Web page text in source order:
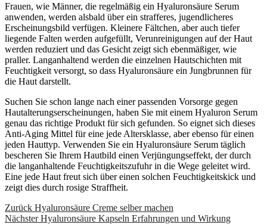
Frauen, wie Männer, die regelmäßig ein Hyaluronsäure Serum
anwenden, werden alsbald über ein strafferes, jugendlicheres
Erscheinungsbild verfügen. Kleinere Fältchen, aber auch tiefer
liegende Falten werden aufgefüllt, Verunreinigungen auf der Haut
werden reduziert und das Gesicht zeigt sich ebenmäßiger, wie
praller. Langanhaltend werden die einzelnen Hautschichten mit
Feuchtigkeit versorgt, so dass Hyaluronsäure ein Jungbrunnen für
die Haut darstellt.
Suchen Sie schon lange nach einer passenden Vorsorge gegen
Hautalterungserscheinungen, haben Sie mit einem Hyaluron Serum
genau das richtige Produkt für sich gefunden. So eignet sich dieses
Anti-Aging Mittel für eine jede Altersklasse, aber ebenso für einen
jeden Hauttyp. Verwenden Sie ein Hyaluronsäure Serum täglich
bescheren Sie Ihrem Hautbild einen Verjüngungseffekt, der durch
die langanhaltende Feuchtigkeitszufuhr in die Wege geleitet wird.
Eine jede Haut freut sich über einen solchen Feuchtigkeitskick und
zeigt dies durch rosige Straffheit.
Zurück Hyaluronsäure Creme selber machen
NächsterHyaluronsäure Kapseln Erfahrungen und Wirkung